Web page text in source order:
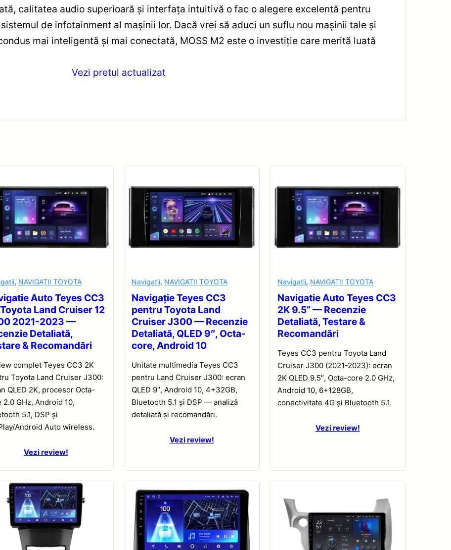
calitatea audio superioară și interfața intuitivă o fac o alegere excelentă pentru
de infotainment al mașinii lor. Dacă vrei să aduci un suflu nou mașinii tale și
mai inteligentă și mai conectată, MOSS M2 este o investiție care merită luată
Vezi pretul actualizat
, NAVIGATII TOYOTA
Auto Teyes CC3
Land Cruiser 12
2021-2023 —
Detaliată,
& Recomandări
complet Teyes CC3 2K
Toyota Land Cruiser J300:
QLED 2K, procesor Octa-
2.0 GHz, Android 10,
5.1, DSP și
Android Auto wireless.
Vezi review!
Navigatii, NAVIGATII TOYOTA
Navigație Teyes CC3
pentru Toyota Land
Cruiser J300 — Recenzie
Detaliată, QLED 9″, Octa-
core, Android 10
Unitate multimedia Teyes CC3
pentru Land Cruiser J300: ecran
QLED 9″, Android 10, 4+32GB,
Bluetooth 5.1 și DSP — analiză
detaliată și recomandări.
Vezi review!
Navigatii, NAVIGATII TOYOTA
Navigatie Auto Teyes CC3
2K 9.5” — Recenzie
Detaliată, Testare &
Recomandări
Teyes CC3 pentru Toyota Land
Cruiser J300 (2021-2023): ecran
2K QLED 9.5″, Octa-core 2.0 GHz,
Android 10, 6+128GB,
conectivitate 4G și Bluetooth 5.1.
Vezi review!